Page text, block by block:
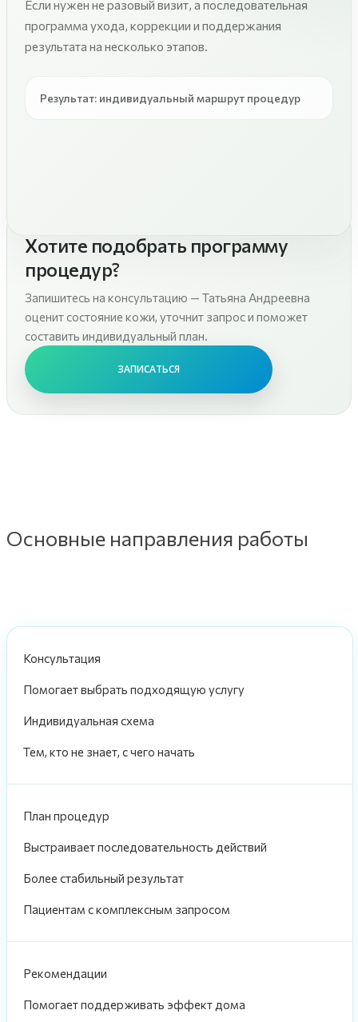
Если нужен не разовый визит, а последовательная
программа ухода, коррекции и поддержания
результата на несколько этапов.
Результат: индивидуальный маршрут процедур
Хотите подобрать программу
процедур?
Запишитесь на консультацию — Татьяна Андреевна
оценит состояние кожи, уточнит запрос и поможет
составить индивидуальный план.
ЗАПИСАТЬСЯ
Основные направления работы
Консультация
Помогает выбрать подходящую услугу
Индивидуальная схема
Тем, кто не знает, с чего начать
План процедур
Выстраивает последовательность действий
Более стабильный результат
Пациентам с комплексным запросом
Рекомендации
Помогает поддерживать эффект дома